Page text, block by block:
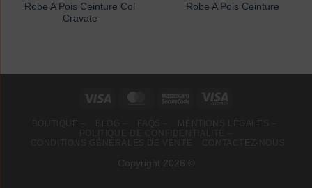
Robe A Pois Ceinture Col
Cravate
Robe A Pois Ceinture
Copyright 2026 ©